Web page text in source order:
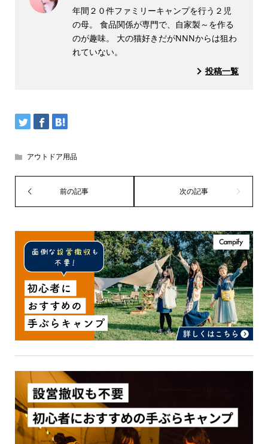
年間２０件ファミリーキャンプを行う２児
の母。 食品関係が専門で、自家製～を作る
のが趣味。 大の猫好きだがNNNからは狙わ
れていない。
投稿一覧
アウトドア用品